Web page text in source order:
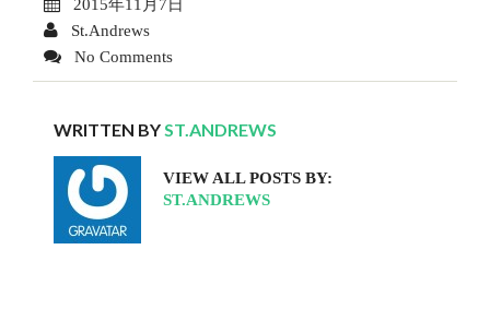
2015年11月7日
St.Andrews
No Comments
WRITTEN BYST.ANDREWS
VIEW ALL POSTS BY:
ST.ANDREWS